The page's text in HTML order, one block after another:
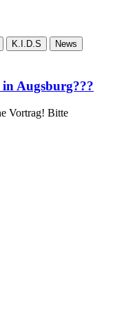
K.I.D.S
News
Augsburg???
Vortrag! Bitte